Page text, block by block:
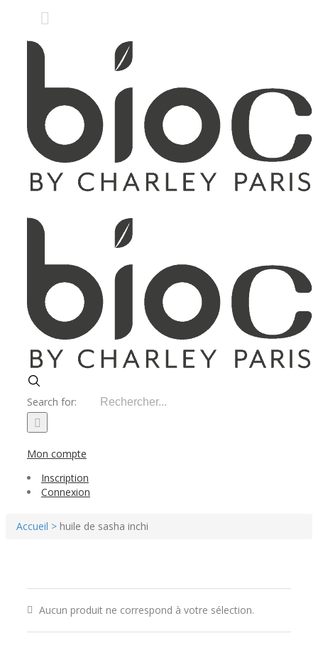
Search for:
Mon compte
Inscription
Connexion
Accueil > huile de sasha inchi
Aucun produit ne correspond à votre sélection.